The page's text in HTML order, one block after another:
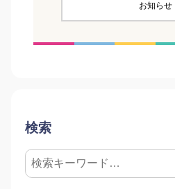
お知らせ
検索